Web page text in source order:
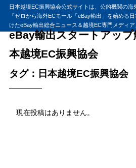
日本越境EC振興協会公式サイトは、公的機関の
『ゼロから海外ECモール「eBay輸出」を始める
けたeBay輸出総合ニュース＆越境EC専門メディア
eBay輸出スタートアッ
本越境EC振興協会
タグ：日本越境EC振興協会
現在投稿はありません。